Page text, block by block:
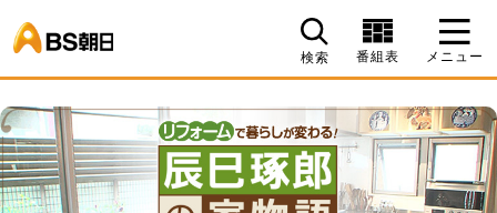
検索 番組表 メニュー